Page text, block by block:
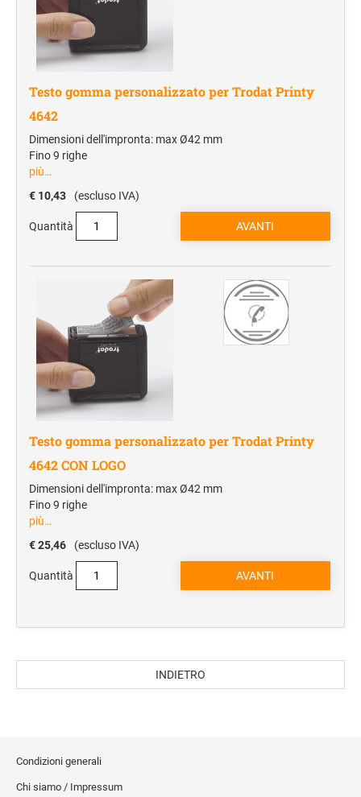
Testo gomma personalizzato per Trodat Printy
4642
Dimensioni dell'impronta: max Ø42 mm
Fino 9 righe
più…
€ 10,43
(escluso IVA)
Quantità
Testo gomma personalizzato per Trodat Printy
4642 CON LOGO
Dimensioni dell'impronta: max Ø42 mm
Fino 9 righe
più…
€ 25,46
(escluso IVA)
Quantità
INDIETRO
Condizioni generali
Chi siamo / Impressum